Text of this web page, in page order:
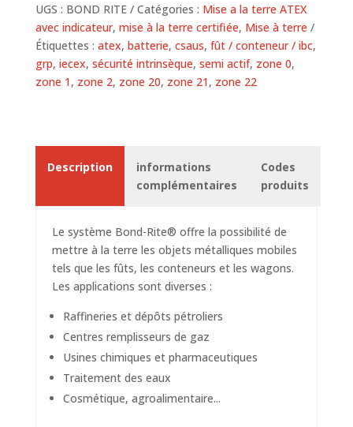
UGS : BOND RITE Catégories : Mise a la terre ATEX
avec indicateur, mise à la terre certifiée, Mise à terre
Étiquettes : atex, batterie, csaus, fût / conteneur / ibc,
grp, iecex, sécurité intrinsèque, semi actif, zone 0,
zone 1 , zone 2, zone 20, zone 21 , zone 22
Description
informations
complémentaires
Codes
produits
Le système Bond-Rite® offre la possibilité de
mettre à la terre les objets métalliques mobiles
tels que les fûts, les conteneurs et les wagons.
Les applications sont diverses :
Raffineries et dépôts pétroliers
Centres remplisseurs de gaz
Usines chimiques et pharmaceutiques
Traitement des eaux
Cosmétique, agroalimentaire...